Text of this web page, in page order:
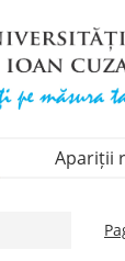
Apariții